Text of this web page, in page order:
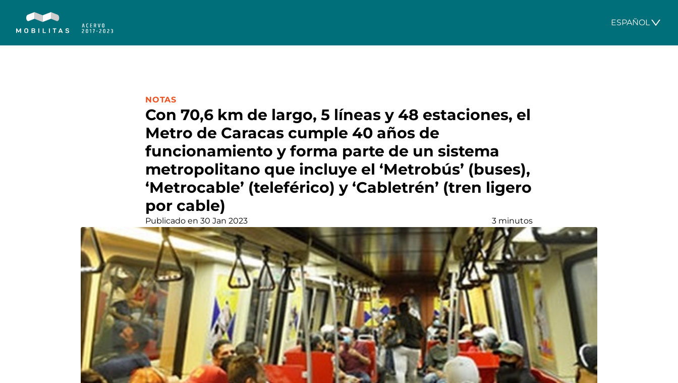
ESPAÑOL
Con 70,6 km de largo, 5 líneas y 48 estaciones, el
Metro de Caracas cumple 40 años de
funcionamiento y forma parte de un sistema
metropolitano que incluye el ‘Metrobús’ (buses),
‘Metrocable’ (teleférico) y ‘Cabletrén’ (tren ligero
por cable)
CATEGORÍA:
NOTAS
Publicado en 30 Jan 2023 3 minutos